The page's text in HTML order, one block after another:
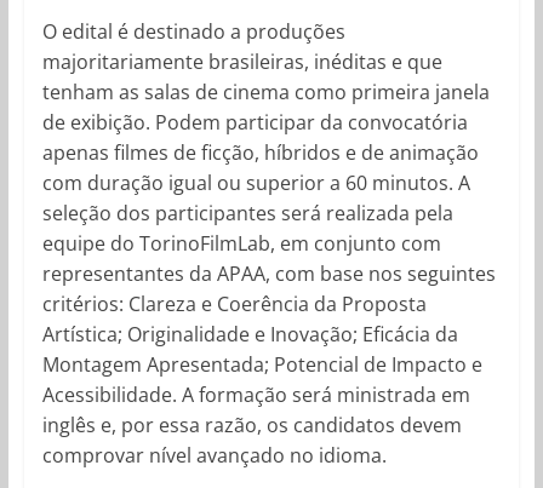
O edital é destinado a produções
majoritariamente brasileiras, inéditas e que
tenham as salas de cinema como primeira janela
de exibição. Podem participar da convocatória
apenas filmes de ficção, híbridos e de animação
com duração igual ou superior a 60 minutos. A
seleção dos participantes será realizada pela
equipe do TorinoFilmLab, em conjunto com
representantes da APAA, com base nos seguintes
critérios: Clareza e Coerência da Proposta
Artística; Originalidade e Inovação; Eficácia da
Montagem Apresentada; Potencial de Impacto e
Acessibilidade. A formação será ministrada em
inglês e, por essa razão, os candidatos devem
comprovar nível avançado no idioma.